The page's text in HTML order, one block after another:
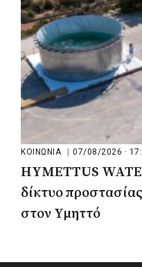
ΚΟΙΝΩΝΙΑ 07/08/2026 ·
HYMETTUS
δίκτυο
στον Υμηττό